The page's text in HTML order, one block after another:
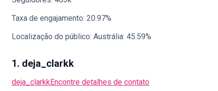
Taxa de engajamento: 20.97%
Localização do público: Austrália: 45.59%
1. deja_clarkk
deja_clarkkEncontre detalhes de contato